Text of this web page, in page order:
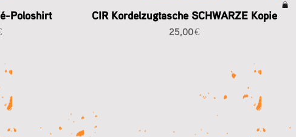
Poloshirt CIR Kordelzugtasche SCHWARZE Kopie
Preis
25,00 €